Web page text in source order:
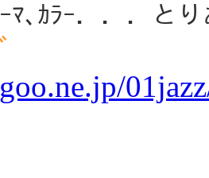
ﾏ､ｶﾗｰ．．．と